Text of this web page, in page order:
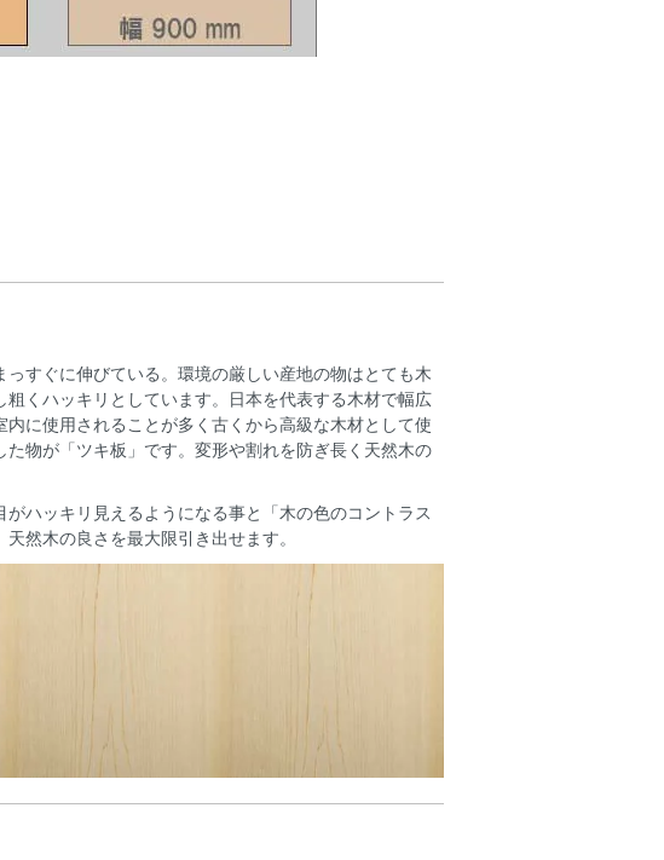
すぐに伸びている。環境の厳しい産地の物はとても木
くハッキリとしています。日本を代表する木材で幅広
に使用されることが多く古くから高級な木材として使
物が「ツキ板」です。変形や割れを防ぎ長く天然木の
ハッキリ見えるようになる事と「木の色のコントラス
然木の良さを最大限引き出せます。